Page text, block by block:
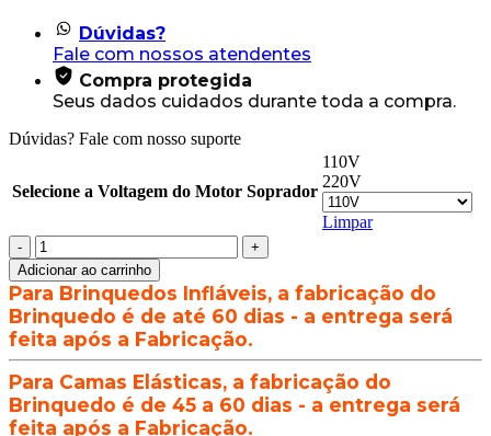
Dúvidas?
Fale com nossos atendentes
Compra protegida
Seus dados cuidados durante toda a compra.
Dúvidas? Fale com nosso suporte
Selecione a Voltagem do Motor Soprador
110V
220V
Limpar
Piscina
Caranguejo
Inflável
-
2000
Bolinhas
-
3,5m
x
3,30m
Adicionar ao carrinho
Para Brinquedos Infláveis, a fabricação do
Brinquedo é de até 60 dias - a entrega será
feita após a Fabricação.
Para Camas Elásticas, a fabricação do
Brinquedo é de 45 a 60 dias - a entrega será
feita após a Fabricação.